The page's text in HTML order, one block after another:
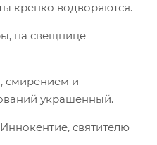
крепко водворяются.
на свещнице
смирением и
украшенный.
святителю